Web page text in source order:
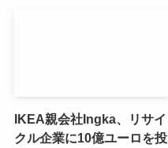
IKEA親会社Ingka、リサイ
クル企業に10億ユーロを投